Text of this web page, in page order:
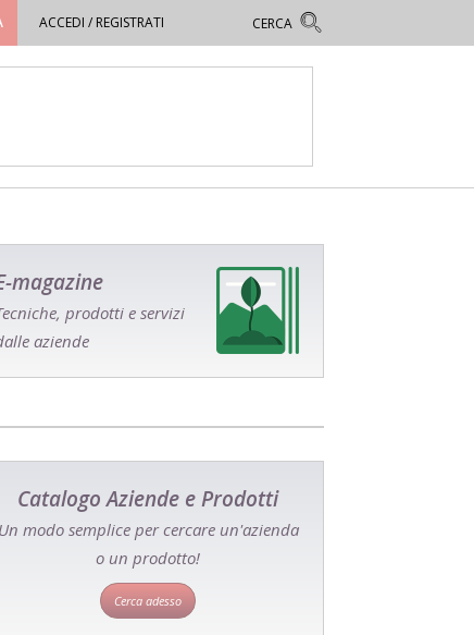
ACCEDI / REGISTRATI
magazine
prodotti e servizi
aziende
Catalogo Aziende e Prodotti
Un modo semplice per cercare un'azienda
o un prodotto!
Cerca adesso